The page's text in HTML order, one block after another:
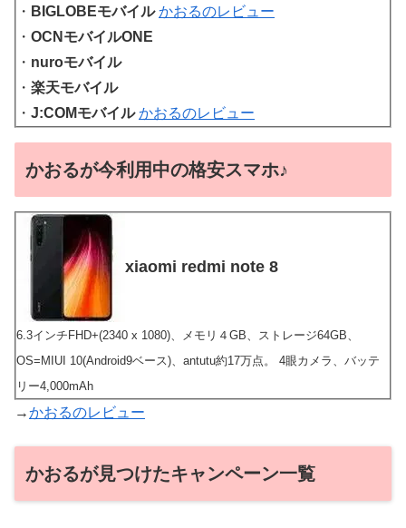
・ BIGLOBEモバイル かおるのレビュー
・ OCNモバイルONE
・ nuroモバイル
・ 楽天モバイル
・ J:COMモバイル かおるのレビュー
かおるが今利用中の格安スマホ♪
xiaomi redmi note 8
6.3インチFHD+(2340 x 1080)、メモリ４GB、ストレージ64GB、
OS=MIUI 10(Android9ベース)、antutu約17万点。 4眼カメラ、バッテ
リー4,000mAh
→かおるのレビュー
かおるが見つけたキャンペーン一覧